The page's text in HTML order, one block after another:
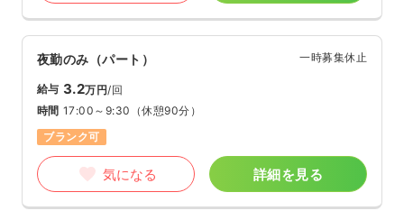
夜勤のみ（パート） 一時募集休止
給与 3.2万円/回
時間 17:00～9:30 （休憩90分）
ブランク可
気になる 詳細を見る